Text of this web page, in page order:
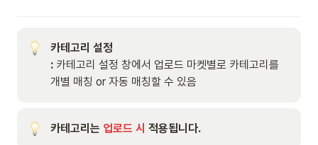
카테고리 설정
: 카테고리 설정 창에서 업로드 마켓별로 카테고리를
개별 매칭 or 자동 매칭할 수 있음
카테고리는 업로드 시 적용됩니다.